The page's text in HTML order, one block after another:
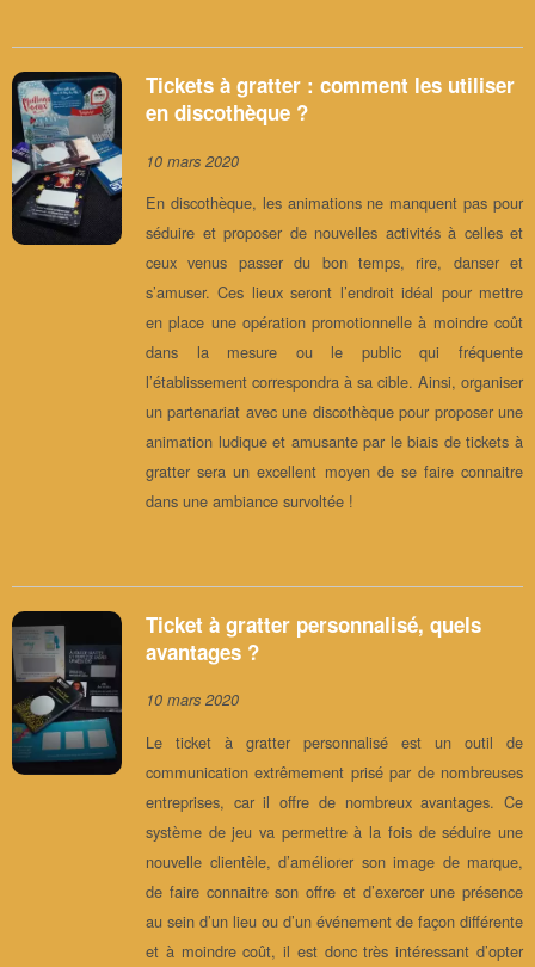
Tickets à gratter : comment les utiliser
en discothèque ?
10 mars 2020
En discothèque, les animations ne manquent pas pour
séduire et proposer de nouvelles activités à celles et
ceux venus passer du bon temps, rire, danser et
s’amuser. Ces lieux seront l’endroit idéal pour mettre
en place une opération promotionnelle à moindre coût
dans la mesure ou le public qui fréquente
l’établissement correspondra à sa cible. Ainsi, organiser
un partenariat avec une discothèque pour proposer une
animation ludique et amusante par le biais de tickets à
gratter sera un excellent moyen de se faire connaitre
dans une ambiance survoltée !
Ticket à gratter personnalisé, quels
avantages ?
10 mars 2020
Le ticket à gratter personnalisé est un outil de
communication extrêmement prisé par de nombreuses
entreprises, car il offre de nombreux avantages. Ce
système de jeu va permettre à la fois de séduire une
nouvelle clientèle, d’améliorer son image de marque,
de faire connaitre son offre et d’exercer une présence
au sein d’un lieu ou d’un événement de façon différente
et à moindre coût, il est donc très intéressant d’opter